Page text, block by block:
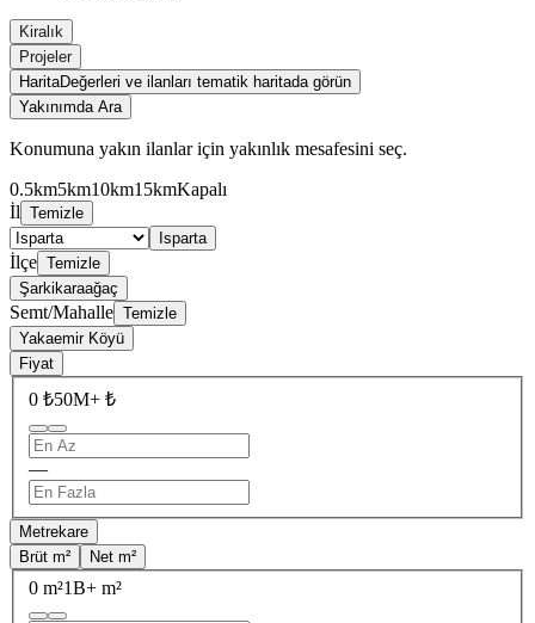
Kiralık
Projeler
HaritaDeğerleri ve ilanları tematik haritada görün
Yakınımda Ara
Konumuna yakın ilanlar için yakınlık mesafesini seç.
0.5km5km10km15kmKapalı
İl Temizle
Isparta
İlçe Temizle
Şarkikaraağaç
Semt/Mahalle Temizle
Yakaemir Köyü
Fiyat
0 ₺50M+ ₺
—
Metrekare
Brüt m²
Net m²
0 m²1B+ m²